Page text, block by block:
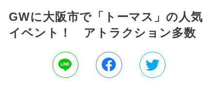
GWに大阪市で「トーマス」の人気
イベント！ アトラクション多数